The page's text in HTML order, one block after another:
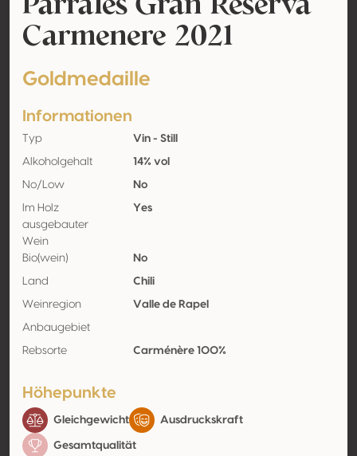
Carmenere 2021
Goldmedaille
Informationen
Typ Vin - Still
Alkoholgehalt 14% vol
No/Low No
Im Holz
ausgebauter
Wein
Yes
Bio(wein) No
Land Chili
Weinregion Valle de Rapel
Anbaugebiet
Rebsorte Carménère 100%
Höhepunkte
Gleichgewicht Ausdruckskraft
Gesamtqualität